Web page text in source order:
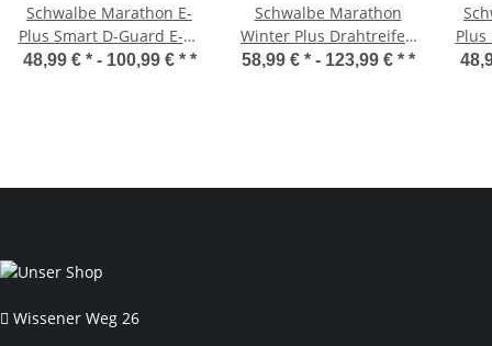
Schwalbe Marathon E-
Plus Smart D-Guard E-50
Schwarz-Reflex 55-622
48,99 € * - 100,99 € * *
Schwalbe Marathon
Winter Plus Drahtreifen
Reflex 35-622 ( 28 x 1.35
58,99 € * - 123,99 € * *
Plus
Wissener Weg 26